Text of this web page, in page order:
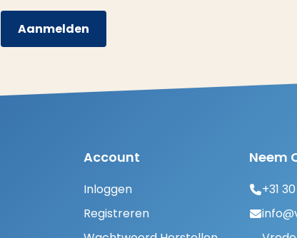
Aanmelden
Account
Inloggen
Registreren
Neem
+31